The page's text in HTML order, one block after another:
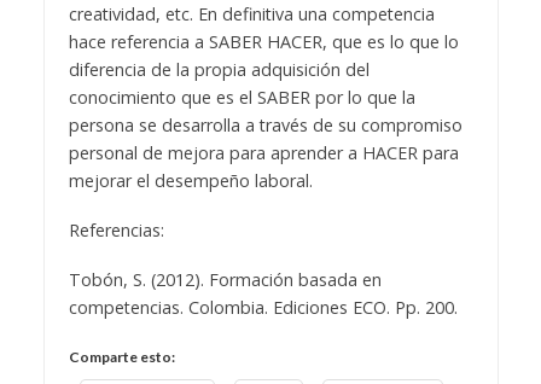
creatividad, etc. En definitiva una competencia
hace referencia a SABER HACER, que es lo que lo
diferencia de la propia adquisición del
conocimiento que es el SABER por lo que la
persona se desarrolla a través de su compromiso
personal de mejora para aprender a HACER para
mejorar el desempeño laboral.
Referencias:
Tobón, S. (2012). Formación basada en
competencias. Colombia. Ediciones ECO. Pp. 200.
Comparte esto: